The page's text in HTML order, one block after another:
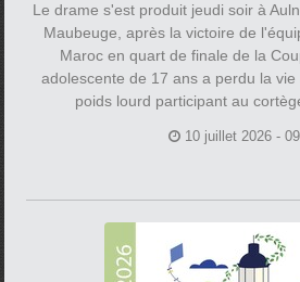
Le drame s'est produit jeudi soir à
Maubeuge, après la victoire de
Maroc en quart de finale de la
adolescente de 17 ans a perdu la
poids lourd participant au
10 juillet 2026 -